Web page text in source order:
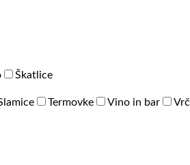
Škatlice
Termovke Vino in bar